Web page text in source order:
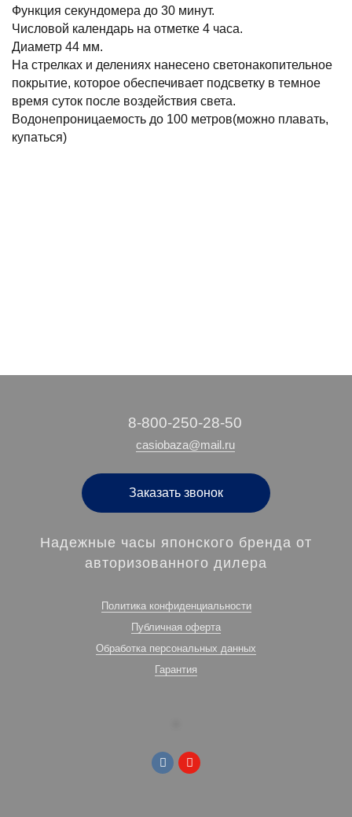
Функция секундомера до 30 минут.
Числовой календарь на отметке 4 часа.
Диаметр 44 мм.
На стрелках и делениях нанесено светонакопительное
покрытие, которое обеспечивает подсветку в темное
время суток после воздействия света.
Водонепроницаемость до 100 метров(можно плавать,
купаться)
‭8-800-250-28-50
casiobaza@mail.ru
Заказать звонок
Надежные часы японского бренда от
авторизованного дилера
Политика конфиденциальности
Публичная оферта
Обработка персональных данных
Гарантия